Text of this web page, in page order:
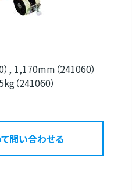
, 1,170mm（241060）
（241060）
問い合わせる